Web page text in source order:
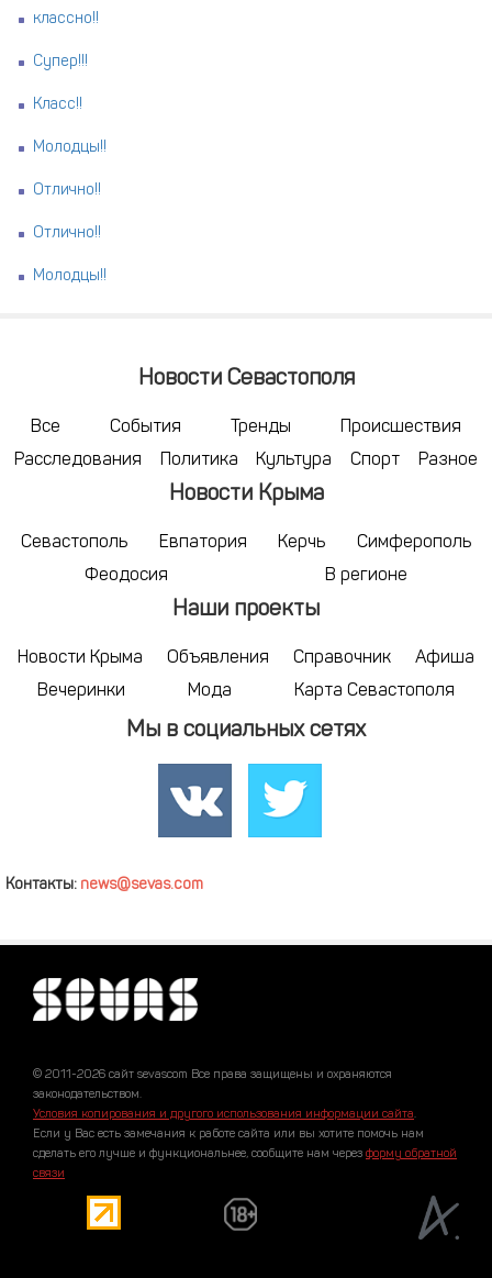
классно!!
Супер!!!
Класс!!
Молодцы!!
Отлично!!
Отлично!!
Молодцы!!
Новости Севастополя
Все События Тренды
Происшествия
Расследования
Политика Культура Спорт Разное
Новости Крыма
Севастополь Евпатория Керчь
Симферополь
Феодосия
В регионе
Наши проекты
Новости Крыма Объявления Справочник
Афиша
Вечеринки
Мода Карта Севастополя
Мы в социальных сетях
Контакты: news@sevas.com
© 2011-2026 сайт sevascom Все права защищены и охраняются
законодательством.
Условия копирования и другого использования информации сайта.
Если у Вас есть замечания к работе сайта или вы хотите помочь нам
сделать его лучше и функциональнее, сообщите нам через форму обратной
связи